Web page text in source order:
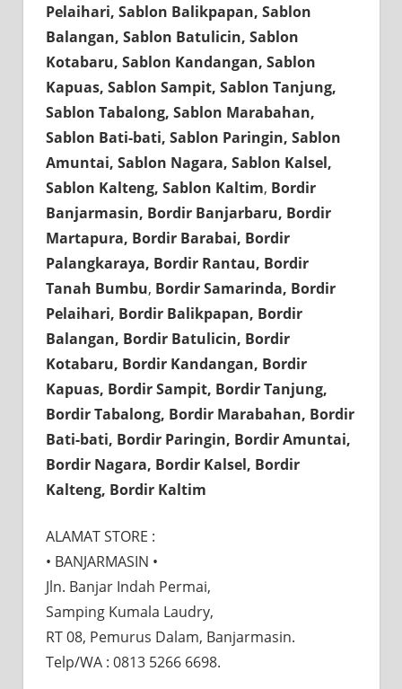
Pelaihari, Sablon Balikpapan, Sablon
Balangan, Sablon Batulicin, Sablon
Kotabaru, Sablon Kandangan, Sablon
Kapuas, Sablon Sampit, Sablon Tanjung,
Sablon Tabalong, Sablon Marabahan,
Sablon Bati-bati, Sablon Paringin, Sablon
Amuntai, Sablon Nagara, Sablon Kalsel,
Sablon Kalteng, Sablon Kaltim, Bordir
Banjarmasin, Bordir Banjarbaru, Bordir
Martapura, Bordir Barabai, Bordir
Palangkaraya, Bordir Rantau, Bordir
Tanah Bumbu, Bordir Samarinda, Bordir
Pelaihari, Bordir Balikpapan, Bordir
Balangan, Bordir Batulicin, Bordir
Kotabaru, Bordir Kandangan, Bordir
Kapuas, Bordir Sampit, Bordir Tanjung,
Bordir Tabalong, Bordir Marabahan, Bordir
Bati-bati, Bordir Paringin, Bordir Amuntai,
Bordir Nagara, Bordir Kalsel, Bordir
Kalteng, Bordir Kaltim
ALAMAT STORE :⠀⠀
• BANJARMASIN •⠀⠀
Jln. Banjar Indah Permai,⠀⠀
Samping Kumala Laudry,⠀⠀
RT 08, Pemurus Dalam, Banjarmasin.
Telp/WA : 0813 5266 6698.⠀⠀